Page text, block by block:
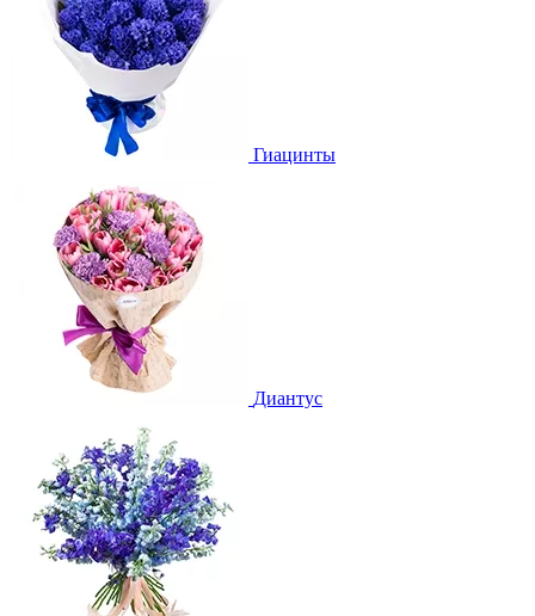
Гиацинты
Диантус